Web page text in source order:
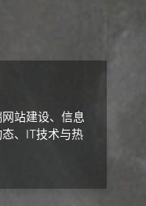
站建设、信息
、IT技术与热